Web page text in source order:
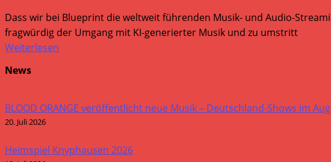
Dass wir bei Blueprint die weltweit führenden Musik- und Audio-
fragwürdig der Umgang mit KI-generierter Musik und zu umstritt
Weiterlesen
News
BLOOD ORANGE veröffentlicht neue Musik – Deutschland-Shows im
20. Juli 2026
Heimspiel Knyphausen 2026